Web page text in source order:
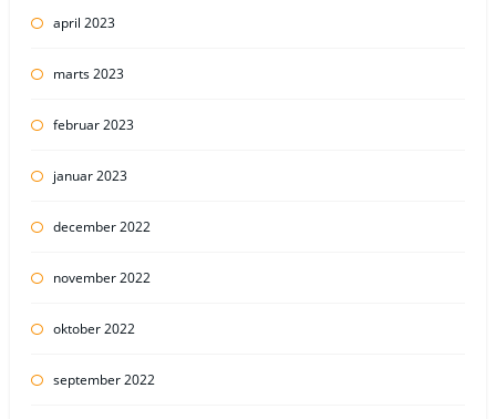
april 2023
marts 2023
februar 2023
januar 2023
december 2022
november 2022
oktober 2022
september 2022